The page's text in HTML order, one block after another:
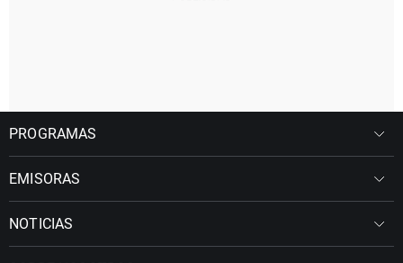
PROGRAMAS
EMISORAS
NOTICIAS